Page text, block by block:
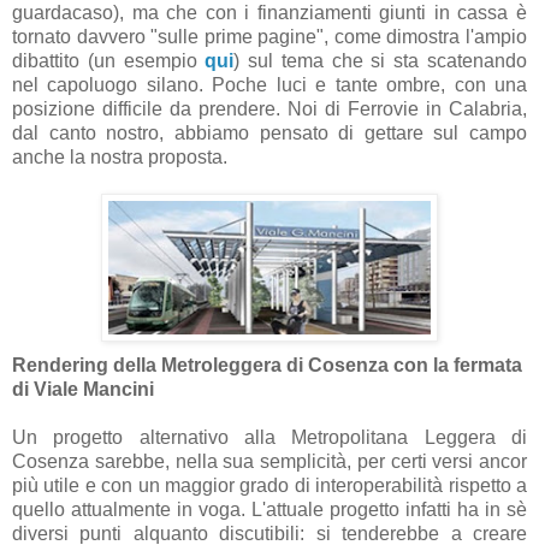
guardacaso), ma che con i finanziamenti giunti in cassa è
tornato davvero "sulle prime pagine", come dimostra l'ampio
dibattito (un esempio qui) sul tema che si sta scatenando
nel capoluogo silano. Poche luci e tante ombre, con una
posizione difficile da prendere. Noi di Ferrovie in Calabria,
dal canto nostro, abbiamo pensato di gettare sul campo
anche la nostra proposta.
Rendering della Metroleggera di Cosenza con la fermata
di Viale Mancini
Un progetto alternativo alla Metropolitana Leggera di
Cosenza sarebbe, nella sua semplicità, per certi versi ancor
più utile e con un maggior grado di interoperabilità rispetto a
quello attualmente in voga. L'attuale progetto infatti ha in sè
diversi punti alquanto discutibili: si tenderebbe a creare